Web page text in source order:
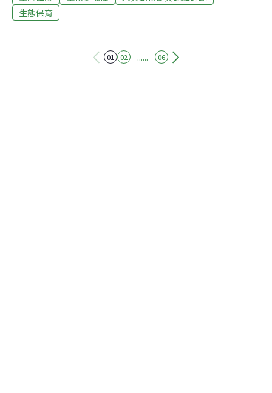
燈、播放鳥音、佈景擺設，甚至綁架固定鳥類的手段拍
紀錄保育鳥類捕食畫面。」這樣的行為不但干擾鳥類生
生態保育
01 02 ...... 06